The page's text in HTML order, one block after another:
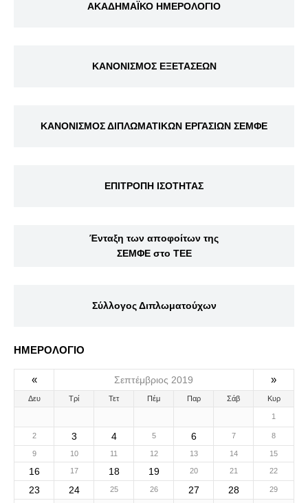
ΑΚΑΔΗΜΑΪΚΟ ΗΜΕΡΟΛΟΓΙΟ
ΚΑΝΟΝΙΣΜΟΣ ΕΞΕΤΑΣΕΩΝ
ΚΑΝΟΝΙΣΜΟΣ ΔΙΠΛΩΜΑΤΙΚΩΝ ΕΡΓΑΣΙΩΝ ΣΕΜΦΕ
ΕΠΙΤΡΟΠΗ ΙΣΟΤΗΤΑΣ
Ένταξη των αποφοίτων της
ΣΕΜΦΕ στο ΤΕΕ
Σύλλογος Διπλωματούχων
ΗΜΕΡΟΛΟΓΙΟ
« Σεπτέμβριος 2019 »
Δευ Τρί Τετ Πέμ Παρ Σάβ Κυρ
1
2 3 4 5 6 7 8
9 10 11 12 13 14 15
16 17 18 19 20 21 22
23 24 25 26 27 28 29